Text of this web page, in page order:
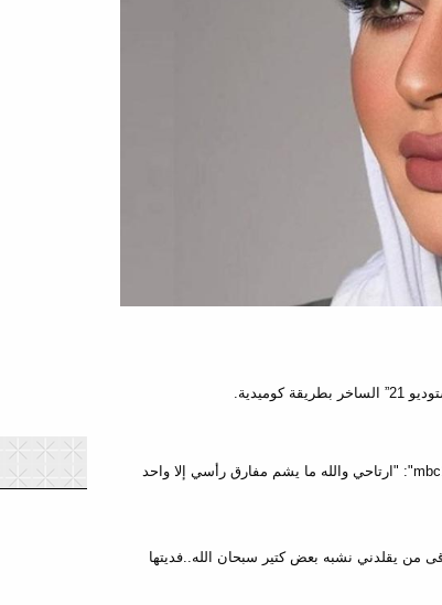
.
": "ارتاحي والله ما يشم مفارق رأسي إلا واحد
من يقلدني نشبه بعض كتير سبحان الله..فديتها